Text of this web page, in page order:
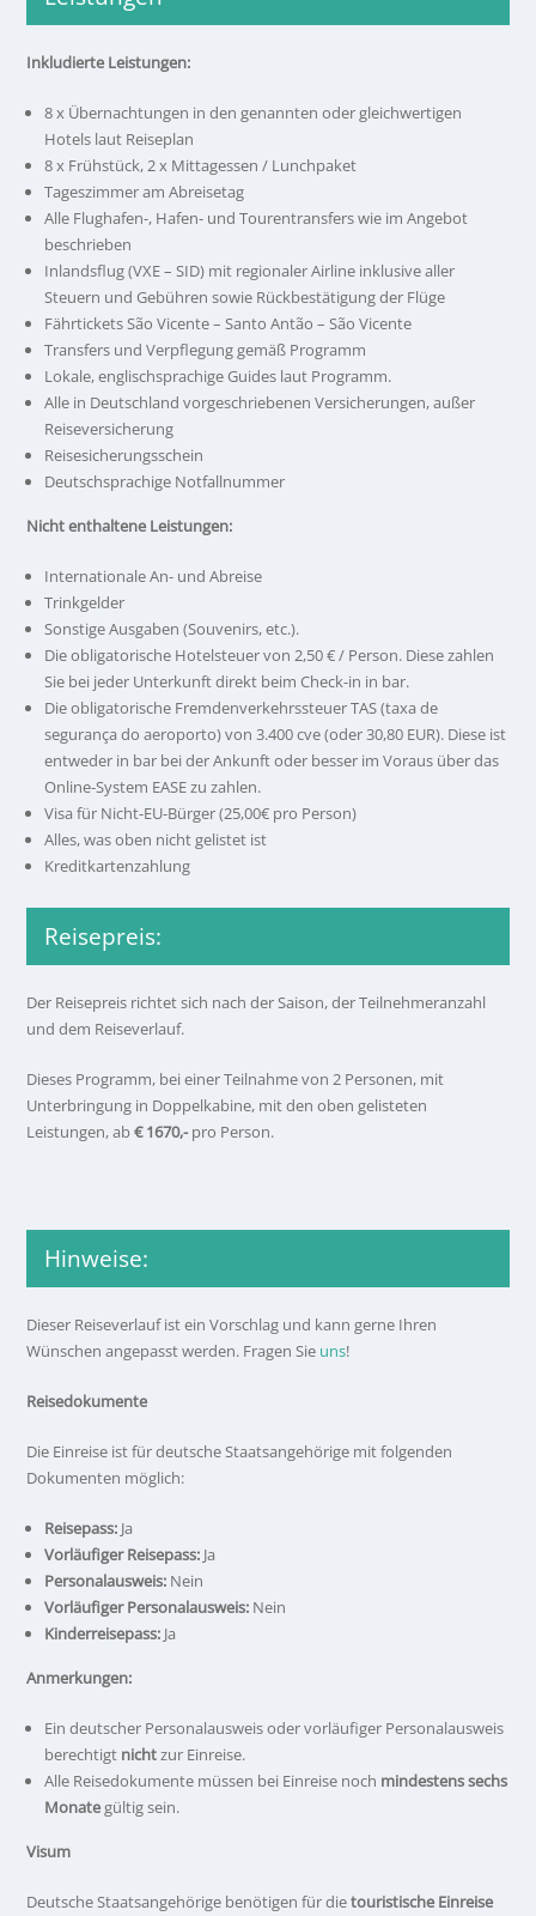
Inkludierte Leistungen:
8 x Übernachtungen in den genannten oder gleichwertigen
Hotels laut Reiseplan
8 x Frühstück, 2 x Mittagessen / Lunchpaket
Tageszimmer am Abreisetag
Alle Flughafen-, Hafen- und Tourentransfers wie im Angebot
beschrieben
Inlandsflug (VXE – SID) mit regionaler Airline inklusive aller
Steuern und Gebühren sowie Rückbestätigung der Flüge
Fährtickets São Vicente – Santo Antão – São Vicente
Transfers und Verpflegung gemäß Programm
Lokale, englischsprachige Guides laut Programm.
Alle in Deutschland vorgeschriebenen Versicherungen, außer
Reiseversicherung
Reisesicherungsschein
Deutschsprachige Notfallnummer
Nicht enthaltene Leistungen:
Internationale An- und Abreise
Trinkgelder
Sonstige Ausgaben (Souvenirs, etc.).
Die obligatorische Hotelsteuer von 2,50 € / Person. Diese zahlen
Sie bei jeder Unterkunft direkt beim Check-in in bar.
Die obligatorische Fremdenverkehrssteuer TAS (taxa de
segurança do aeroporto) von 3.400 cve (oder 30,80 EUR). Diese ist
entweder in bar bei der Ankunft oder besser im Voraus über das
Online-System EASE zu zahlen.
Visa für Nicht-EU-Bürger (25,00€ pro Person)
Alles, was oben nicht gelistet ist
Kreditkartenzahlung
Reisepreis:
Der Reisepreis richtet sich nach der Saison, der Teilnehmeranzahl
und dem Reiseverlauf.
Dieses Programm, bei einer Teilnahme von 2 Personen, mit
Unterbringung in Doppelkabine, mit den oben gelisteten
Leistungen, ab€ 1670,-pro Person.
Hinweise:
Dieser Reiseverlauf ist ein Vorschlag und kann gerne Ihren
Wünschen angepasst werden. Fragen Sie uns!
Reisedokumente
Die Einreise ist für deutsche Staatsangehörige mit folgenden
Dokumenten möglich:
Reisepass: Ja
Vorläufiger Reisepass: Ja
Personalausweis: Nein
Vorläufiger Personalausweis: Nein
Kinderreisepass: Ja
Anmerkungen:
Ein deutscher Personalausweis oder vorläufiger Personalausweis
berechtigt nichtzur Einreise.
Alle Reisedokumente müssen bei Einreise noch mindestens sechs
Monategültig sein.
Visum
Deutsche Staatsangehörige benötigen für dietouristische Einreise